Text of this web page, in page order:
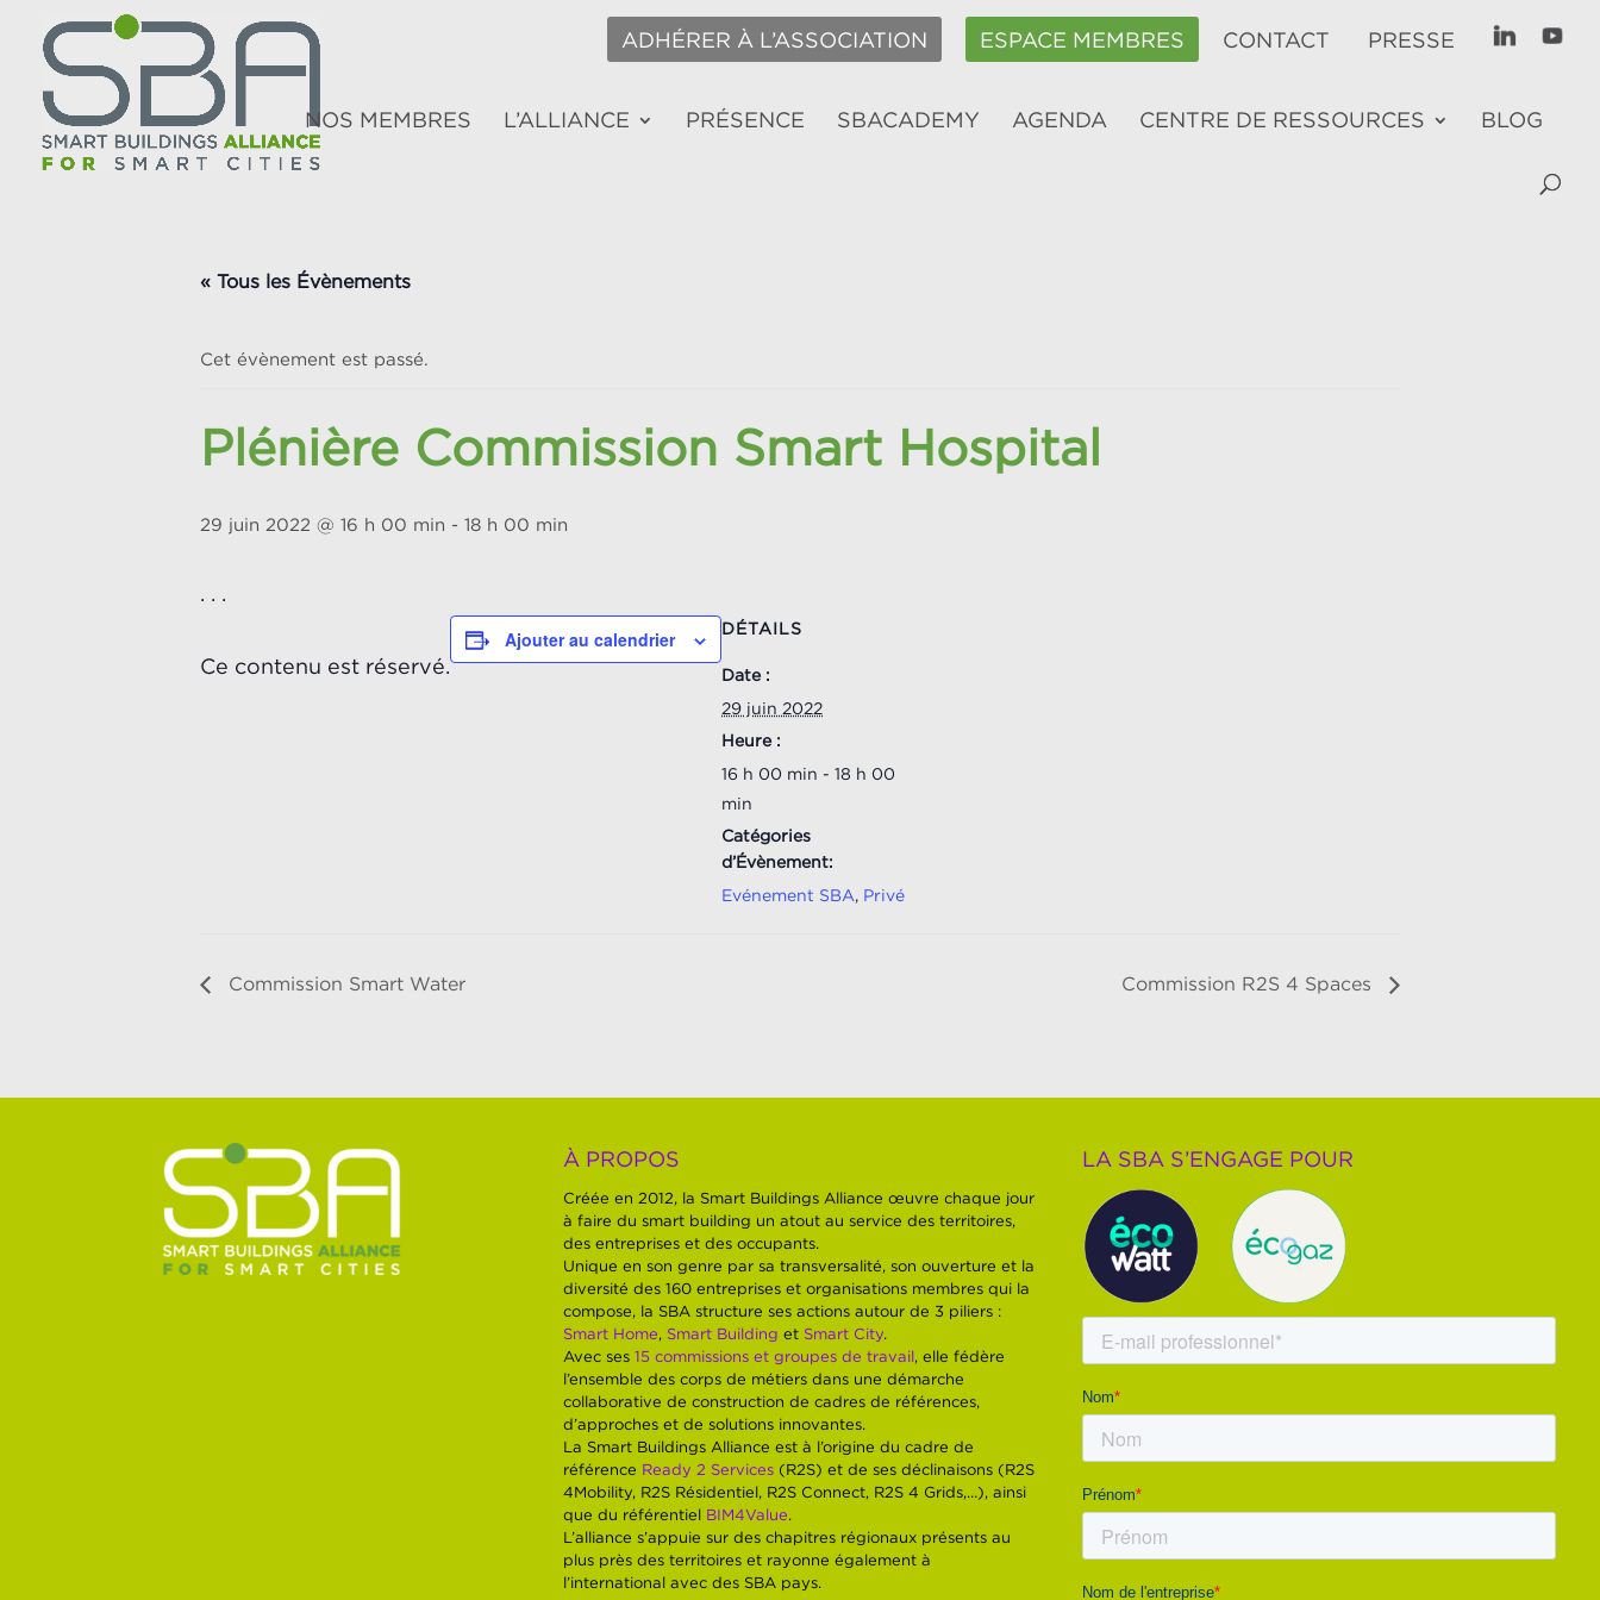
ADHÉRER À L’ASSOCIATION ESPACE MEMBRES CONTACT PRESSE
NOS MEMBRES L’ALLIANCE PRÉSENCE SBACADEMY AGENDA CENTRE DE RESSOURCES BLOG
« Tous les Évènements
Cet évènement est passé.
Plénière Commission Smart Hospital
29 juin 2022 @ 16 h 00 min - 18 h 00 min
. . .
Ce contenu est réservé.
Ajouter au calendrier DÉTAILS
Date :
29 juin 2022
Heure :
16 h 00 min - 18 h 00
min
Catégories
d’Évènement:
Evénement SBA, Privé
Commission Smart Water Commission R2S 4 Spaces
À PROPOS
Créée en 2012, la Smart Buildings Alliance œuvre chaque jour
à faire du smart building un atout au service des territoires,
des entreprises et des occupants.
Unique en son genre par sa transversalité, son ouverture et la
diversité des 160 entreprises et organisations membres qui la
compose, la SBA structure ses actions autour de 3 piliers :
Smart Home, Smart Building et Smart City.
Avec ses15 commissions et groupes de travail, elle fédère
l’ensemble des corps de métiers dans une démarche
collaborative de construction de cadres de références,
d’approches et de solutions innovantes.
La Smart Buildings Alliance est à l’origine du cadre de
référence Ready 2 Services (R2S) et de ses déclinaisons (R2S
4Mobility, R2S Résidentiel, R2S Connect, R2S 4 Grids,…), ainsi
que du référentiel BIM4Value.
L’alliance s’appuie sur des chapitres régionaux présents au
plus près des territoires et rayonne également à
l’international avec des SBA pays.
LA SBA S’ENGAGE POUR